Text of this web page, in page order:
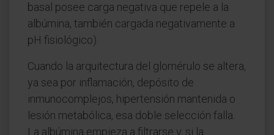
basal posee carga negativa que repele a la
albúmina, también cargada negativamente a
pH fisiológico).
Cuando la arquitectura del glomérulo se altera,
ya sea por inflamación, depósito de
inmunocomplejos, hipertensión mantenida o
lesión metabólica, esa doble selección falla.
La albúmina empieza a filtrarse y, si la